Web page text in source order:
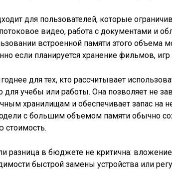
для пользователей, которые
видео, работа с документами и
встроенной памяти этого объема
если планируется хранение фильмов,
для тех, кто рассчитывает
для учебы или работы. Она позволяет не
хранилищам и обеспечивает запас на
с большим объемом памяти обычно
стоимость.
разница в бюджете не критична:
быстрой замены устройства или